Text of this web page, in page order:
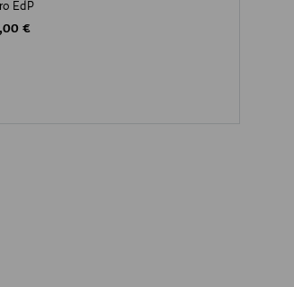
EdP
Price
€